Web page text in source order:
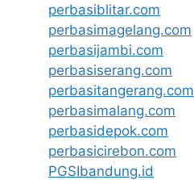
perbasiblitar.com
perbasimagelang.com
perbasijambi.com
perbasiserang.com
perbasitangerang.com
perbasimalang.com
perbasidepok.com
perbasicirebon.com
PGSIbandung.id